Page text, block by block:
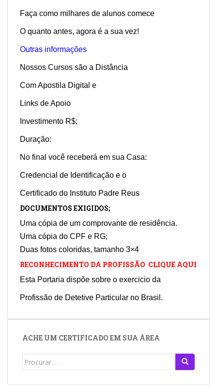
Faça como milhares de alunos comece
O quanto antes, agora é a sua vez!
Outras informações
Nossos Cursos são a Distância
Com Apostila Digital e
Links de Apoio
Investimento R$;
Duração:
No final você receberá em sua Casa:
Credencial de Identificação e o
Certificado do Instituto Padre Reus
DOCUMENTOS EXIGIDOS;
Uma cópia de um comprovante de residência.
Uma cópia do CPF e RG;
Duas fotos coloridas, tamanho 3×4
RECONHECIMENTO DA PROFISSÃO CLIQUE AQUI
Esta Portaria dispõe sobre o exercicio da
Profissão de Detetive Particular no Brasil.
ACHE UM CERTIFICADO EM SUA ÁREA
Search